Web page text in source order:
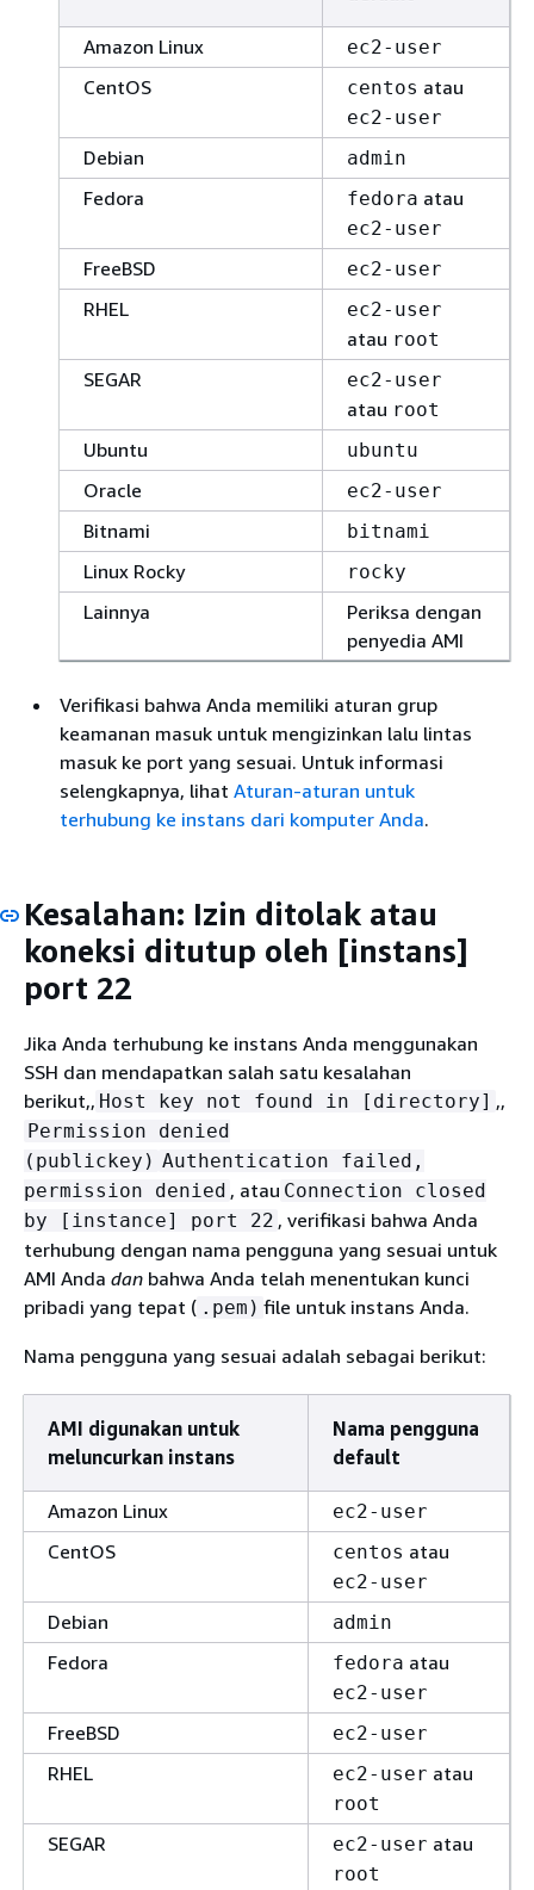
Amazon Linux ec2-user
CentOS centos atau
ec2-user
Debian admin
Fedora fedora atau
ec2-user
FreeBSD ec2-user
RHEL ec2-user
atau root
SEGAR ec2-user
atau root
Ubuntu ubuntu
Oracle ec2-user
Bitnami bitnami
Linux Rocky rocky
Lainnya
Periksa dengan
penyedia AMI
Verifikasi bahwa Anda memiliki aturan grup
keamanan masuk untuk mengizinkan lalu lintas
masuk ke port yang sesuai. Untuk informasi
selengkapnya, lihat Aturan-aturan untuk
terhubung ke instans dari komputer Anda.
Kesalahan: Izin ditolak atau
koneksi ditutup oleh [instans]
port 22
Jika Anda terhubung ke instans Anda menggunakan
SSH dan mendapatkan salah satu kesalahan
berikut,, Host key not found in [directory] ,,
Permission denied
(publickey) Authentication failed,
permission denied , atau Connection closed
by [instance] port 22 , verifikasi bahwa Anda
terhubung dengan nama pengguna yang sesuai untuk
AMI Anda dan bahwa Anda telah menentukan kunci
pribadi yang tepat ( .pem) file untuk instans Anda.
Nama pengguna yang sesuai adalah sebagai berikut:
AMI digunakan untuk
meluncurkan instans
Nama pengguna
default
Amazon Linux ec2-user
CentOS centos atau
ec2-user
Debian admin
Fedora fedora atau
ec2-user
FreeBSD ec2-user
RHEL ec2-user atau
root
SEGAR ec2-user atau
root